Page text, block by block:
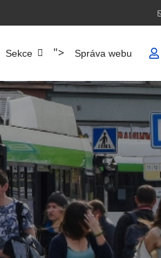
Sekce "> Správa webu